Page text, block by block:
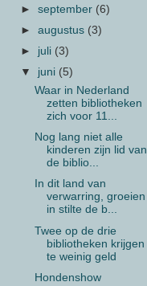
►september (6)
►augustus (3)
► juli (3)
▼ juni (5)
Waar in Nederland
zetten bibliotheken
zich voor 11...
Nog lang niet alle
kinderen zijn lid van
de biblio...
In dit land van
verwarring, groeien
in stilte de b...
Twee op de drie
bibliotheken krijgen
te weinig geld
Hondenshow